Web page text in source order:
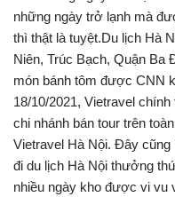
những ngày trở lạnh mà
thì thật là tuyệt.Du lịch Hà
Niên, Trúc Bạch, Quận Ba
món bánh tôm được CNN
18/10/2021, Vietravel
chi nhánh bán tour trên
Vietravel Hà Nội. Đây cũng
đi du lịch Hà Nội thưởng
nhiều ngày kho được vi vu